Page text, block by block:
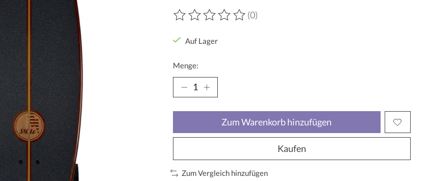
Die Bewertung dieses Produkts ist
(0)
Auf Lager
Menge:
Zum Warenkorb hinzufügen
Kaufen
Zum Vergleich hinzufügen